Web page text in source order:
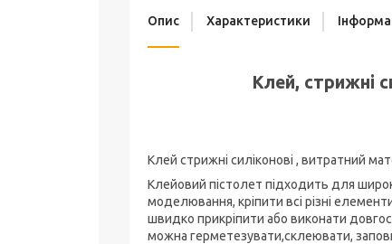
Опис Характеристики
Клей, стрижні
Клей стрижні силіконові , витратний
Клейовий пістолет підходить для
моделювання, кріпити всі різні
швидко прикріпити або виконати
можна герметезувати,склеювати,